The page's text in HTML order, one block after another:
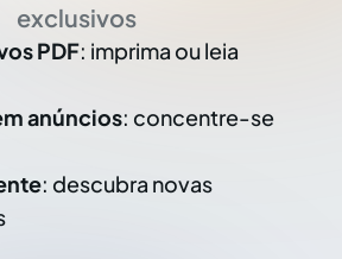
exclusivos
PDF: imprima ou leia
anúncios: concentre-se
: descubra novas